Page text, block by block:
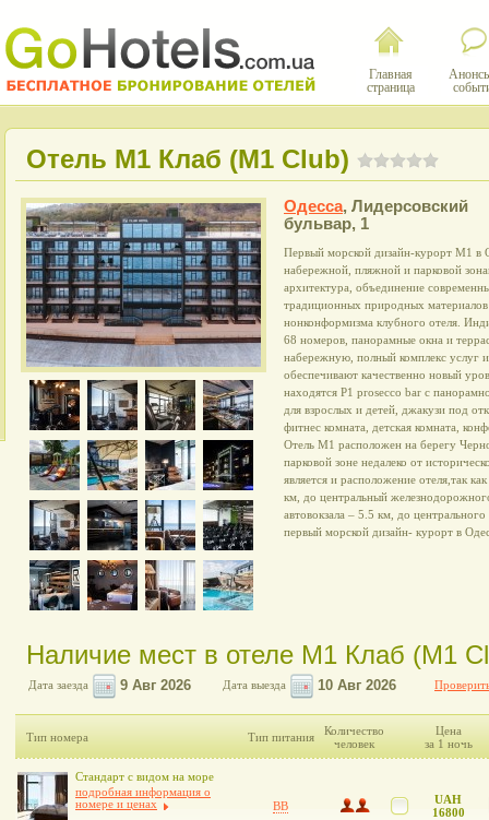
Главная
страница
Отель М1 Клаб (M1 Club)
Одесса, Лидерсовский
бульвар, 1
Первый морской дизайн-курорт М1 в
набережной, пляжной и парковой
архитектура, объединение
традиционных природных
нонконформизма клубного отеля.
68 номеров, панорамные окна и
набережную, полный комплекс услуг
обеспечивают качественно новый
находятся P1 prosecco bar с
для взрослых и детей, джакузи под
фитнес комната, детская комната,
Отель М1 расположен на берегу
парковой зоне недалеко от
является и расположение отеля,так
км, до центральный
автовокзала – 5.5 км, до
первый морской дизайн- курорт в
Наличие мест в отеле М1 Клаб (M1
Дата заезда Дата выезда
Тип номера Тип питания
Количество
человек
Цена
за 1 ночь
Стандарт с видом на море
подробная информация о
номере и ценах
BB
UAH
16800